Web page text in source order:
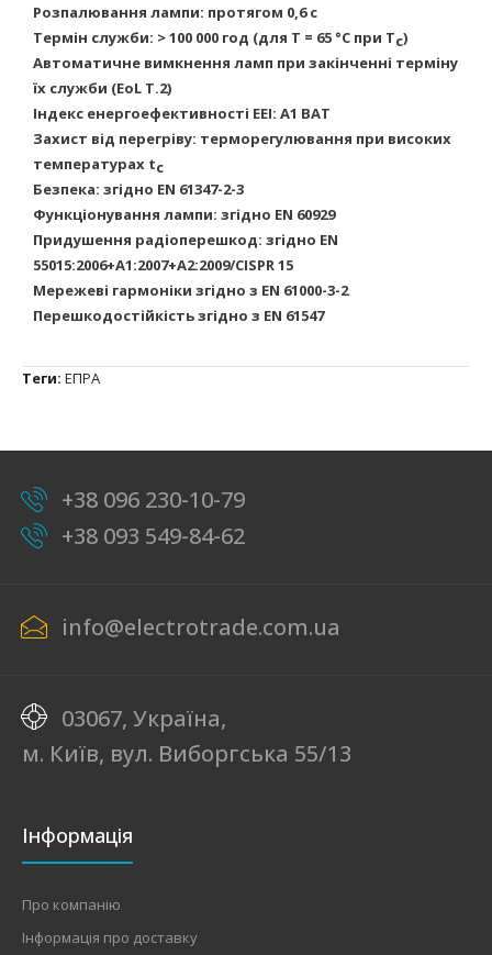
Розпалювання лампи: протягом 0,6 с
Термін служби: > 100 000 год (для T = 65 °C при Tc)
Автоматичне вимкнення ламп при закінченні терміну
їх служби (EoL T.2)
Індекс енергоефективності EEI: A1 BAT
Захист від перегріву: терморегулювання при високих
температурах tc
Безпека: згідно EN 61347-2-3
Функціонування лампи: згідно EN 60929
Придушення радіоперешкод: згідно EN
55015:2006+A1:2007+A2:2009/CISPR 15
Мережеві гармоніки згідно з EN 61000-3-2
Перешкодостійкість згідно з EN 61547
Теги: ЕПРА
+38 096 230-10-79
+38 093 549-84-62
info@electrotrade.com.ua
03067, Україна,
м. Київ, вул. Виборгська 55/13
Інформація
Про компанію
Інформація про доставку